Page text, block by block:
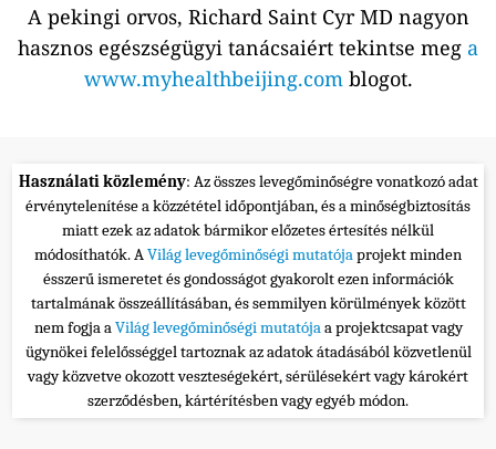
A pekingi orvos, Richard Saint Cyr MD nagyon
hasznos egészségügyi tanácsaiért tekintse meg a
www.myhealthbeijing.comblogot.
Használati közlemény: Az összes levegőminőségre vonatkozó adat
érvénytelenítése a közzététel időpontjában, és a minőségbiztosítás
miatt ezek az adatok bármikor előzetes értesítés nélkül
módosíthatók. AVilág levegőminőségi mutatójaprojekt minden
ésszerű ismeretet és gondosságot gyakorolt ezen információk
tartalmának összeállításában, és semmilyen körülmények között
nem fogja aVilág levegőminőségi mutatójaa projektcsapat vagy
ügynökei felelősséggel tartoznak az adatok átadásából közvetlenül
vagy közvetve okozott veszteségekért, sérülésekért vagy károkért
szerződésben, kártérítésben vagy egyéb módon.